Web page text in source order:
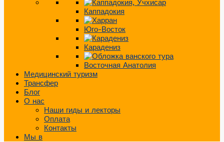
Каппадокия
Юго-Восток
Карадениз
Восточная Анатолия
Медицинский туризм
Трансфер
Блог
О нас
Наши гиды и лекторы
Оплата
Контакты
Мы в